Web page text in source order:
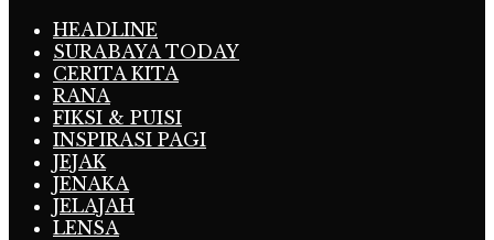
HEADLINE
SURABAYA TODAY
CERITA KITA
RANA
FIKSI & PUISI
INSPIRASI PAGI
JEJAK
JENAKA
JELAJAH
LENSA